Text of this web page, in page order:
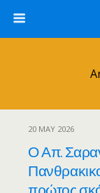
20 MAY 2026
Ο Απ.
πρώτος